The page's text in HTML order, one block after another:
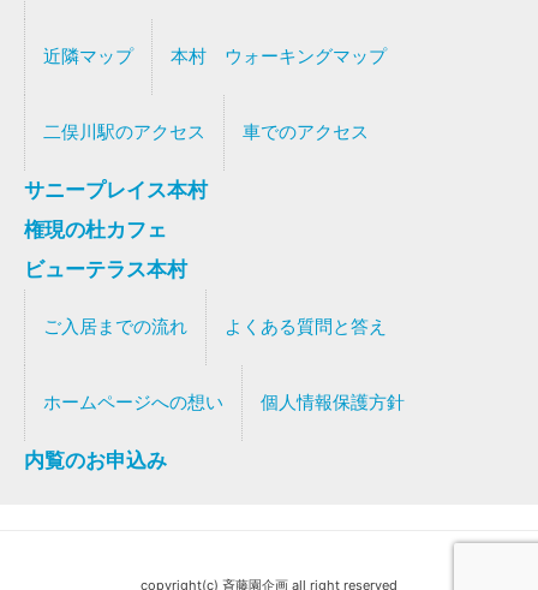
近隣マップ 本村 ウォーキングマップ
二俣川駅のアクセス 車でのアクセス
サニープレイス本村
権現の杜カフェ
ビューテラス本村
ご入居までの流れ よくある質問と答え
ホームページへの想い 個人情報保護方針
内覧のお申込み
copyright(c) 斉藤園企画 all right reserved